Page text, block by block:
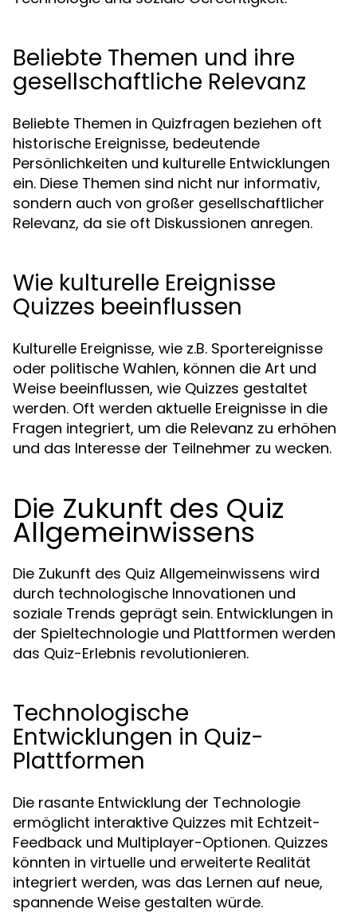
Beliebte Themen und ihre
gesellschaftliche Relevanz
Beliebte Themen in Quizfragen beziehen oft
historische Ereignisse, bedeutende
Persönlichkeiten und kulturelle Entwicklungen
ein. Diese Themen sind nicht nur informativ,
sondern auch von großer gesellschaftlicher
Relevanz, da sie oft Diskussionen anregen.
Wie kulturelle Ereignisse
Quizzes beeinflussen
Kulturelle Ereignisse, wie z.B. Sportereignisse
oder politische Wahlen, können die Art und
Weise beeinflussen, wie Quizzes gestaltet
werden. Oft werden aktuelle Ereignisse in die
Fragen integriert, um die Relevanz zu erhöhen
und das Interesse der Teilnehmer zu wecken.
Die Zukunft des Quiz
Allgemeinwissens
Die Zukunft des Quiz Allgemeinwissens wird
durch technologische Innovationen und
soziale Trends geprägt sein. Entwicklungen in
der Spieltechnologie und Plattformen werden
das Quiz-Erlebnis revolutionieren.
Technologische
Entwicklungen in Quiz-
Plattformen
Die rasante Entwicklung der Technologie
ermöglicht interaktive Quizzes mit Echtzeit-
Feedback und Multiplayer-Optionen. Quizzes
könnten in virtuelle und erweiterte Realität
integriert werden, was das Lernen auf neue,
spannende Weise gestalten würde.